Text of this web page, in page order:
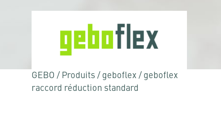
GEBO / Produits / geboflex / geboflex
raccord réduction standard